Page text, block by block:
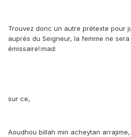
Trouvez donc un autre prétexte pour
auprés du Seigneur, la femme ne
émissaire!:mad:
sur ce,
Aoudhou billah min acheytan arrajime,